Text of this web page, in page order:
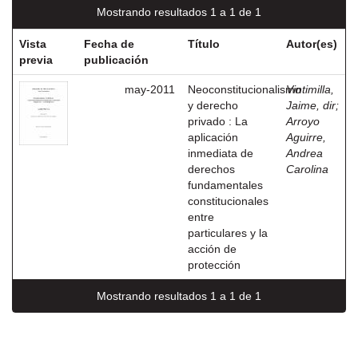
Mostrando resultados 1 a 1 de 1
Vista
previa
Fecha de
publicación
Título Autor(es)
may-2011
Neoconstitucionalismo
y derecho
privado : La
aplicación
inmediata de
derechos
fundamentales
constitucionales
entre
particulares y la
acción de
protección
Vintimilla,
Jaime, dir;
Arroyo
Aguirre,
Andrea
Carolina
Mostrando resultados 1 a 1 de 1